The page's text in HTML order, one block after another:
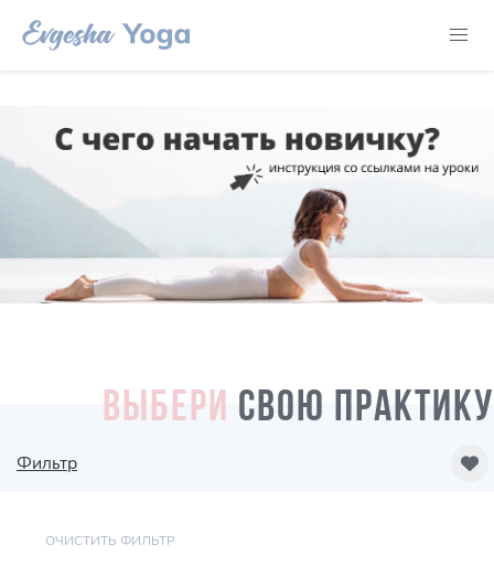
ВЫБЕРИ СВОЮ ПРАКТИКУ
Фильтр
ОЧИСТИТЬ ФИЛЬТР